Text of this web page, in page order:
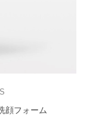
顔フォーム